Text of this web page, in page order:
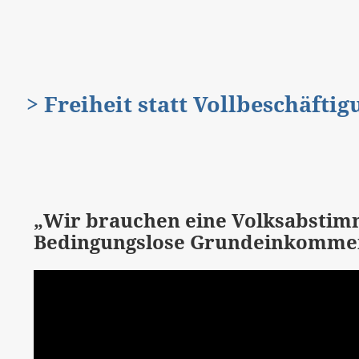
> Freiheit statt
„Wir brauchen eine
Bedingungslose